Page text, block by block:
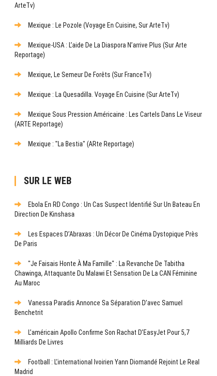
ArteTv)
Mexique : Le Pozole (Voyage En Cuisine, Sur ArteTv)
Mexique-USA : L’aide De La Diaspora N’arrive Plus (sur Arte
Reportage)
Mexique, Le Semeur De Forêts (sur FranceTv)
Mexique : La Quesadilla. Voyage En Cuisine (sur ArteTv)
Mexique Sous Pression Américaine : Les Cartels Dans Le Viseur
(ARTE Reportage)
Mexique : "La Bestia" (ARte Reportage)
SUR LE WEB
Ebola En RD Congo : Un Cas Suspect Identifié Sur Un Bateau En
Direction De Kinshasa
Les Espaces D’Abraxas : Un Décor De Cinéma Dystopique Près
De Paris
"Je Faisais Honte À Ma Famille" : La Revanche De Tabitha
Chawinga, Attaquante Du Malawi Et Sensation De La CAN Féminine
Au Maroc
Vanessa Paradis Annonce Sa Séparation D’avec Samuel
Benchetrit
L’américain Apollo Confirme Son Rachat D’EasyJet Pour 5,7
Milliards De Livres
Football : L’international Ivoirien Yann Diomandé Rejoint Le Real
Madrid